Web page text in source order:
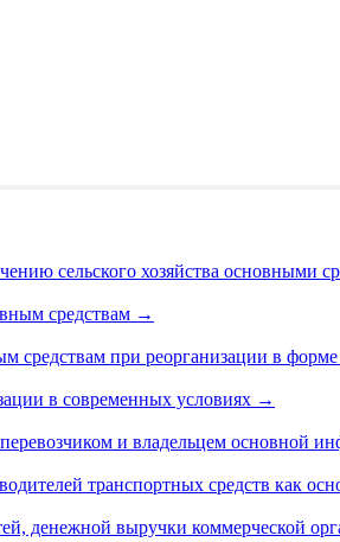
сельского хозяйства основными
средствам →
при реорганизации в
в современных условиях →
и владельцем основной
транспортных средств как
денежной выручки коммерческой